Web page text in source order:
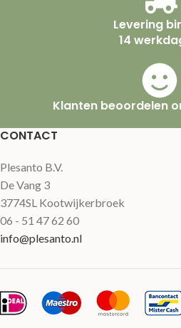
Levering
14
Klanten beoordelen
CONTACT
Plesanto B.V.
De Vang 3
3774SL Kootwijkerbroek
06 - 51 47 62 60
info@plesanto.nl